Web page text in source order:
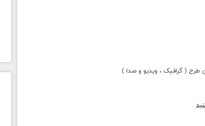
( گرافیک ، ویدیو و صدا )